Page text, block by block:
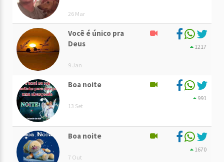
26 Mar
Você é único pra
Deus
9 Jan
1217
Boa noite
13 Set
991
Boa noite
7 Out
1670